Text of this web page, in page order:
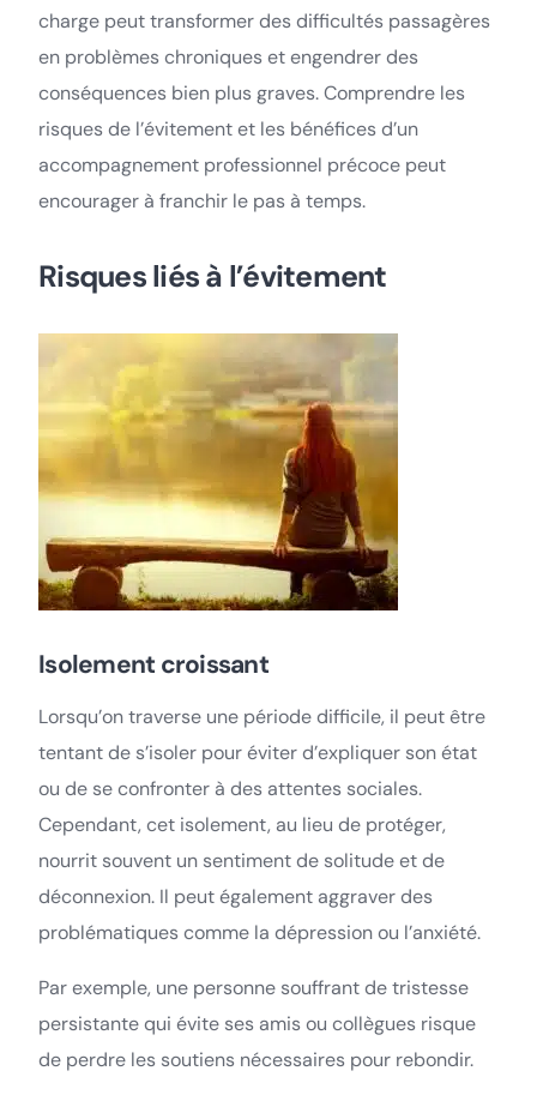
charge peut transformer des difficultés passagères
en problèmes chroniques et engendrer des
conséquences bien plus graves. Comprendre les
risques de l’évitement et les bénéfices d’un
accompagnement professionnel précoce peut
encourager à franchir le pas à temps.
Risques liés à l’évitement
Isolement croissant
Lorsqu’on traverse une période difficile, il peut être
tentant de s’isoler pour éviter d’expliquer son état
ou de se confronter à des attentes sociales.
Cependant, cet isolement, au lieu de protéger,
nourrit souvent un sentiment de solitude et de
déconnexion. Il peut également aggraver des
problématiques comme la dépression ou l’anxiété.
Par exemple, une personne souffrant de tristesse
persistante qui évite ses amis ou collègues risque
de perdre les soutiens nécessaires pour rebondir.